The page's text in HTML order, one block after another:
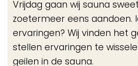
Vrijdag gaan wij sauna
zoetermeer eens aandoen.
ervaringen? Wij vinden het
stellen ervaringen te
geilen in de sauna.